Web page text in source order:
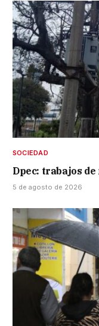
SOCIEDAD
Dpec: trabajos
5 de agosto de 2026